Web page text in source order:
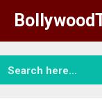
content